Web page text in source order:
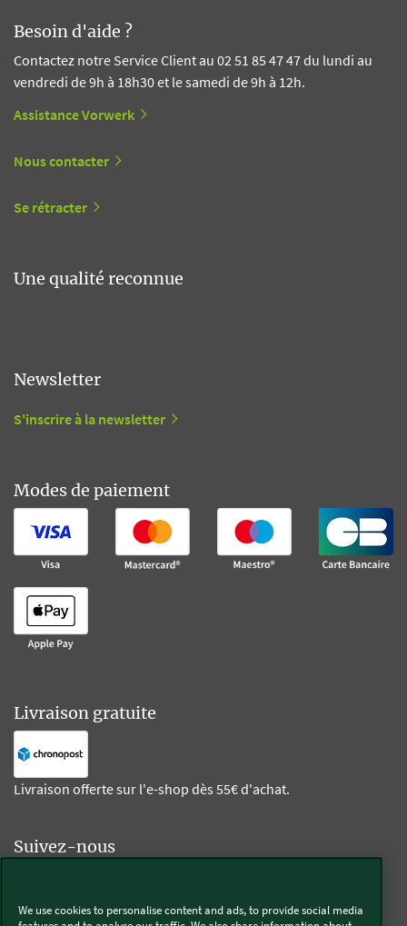
Besoin d'aide ?
Contactez notre Service Client au 02 51 85 47 47 du lundi au
vendredi de 9h à 18h30 et le samedi de 9h à 12h.
Assistance Vorwerk
Nous contacter
Se rétracter
Une qualité reconnue
Newsletter
S'inscrire à la newsletter
Modes de paiement
Livraison gratuite
Livraison offerte sur l'e-shop dès 55€ d'achat.
Suivez-nous
We use cookies to personalise content and ads, to provide social media